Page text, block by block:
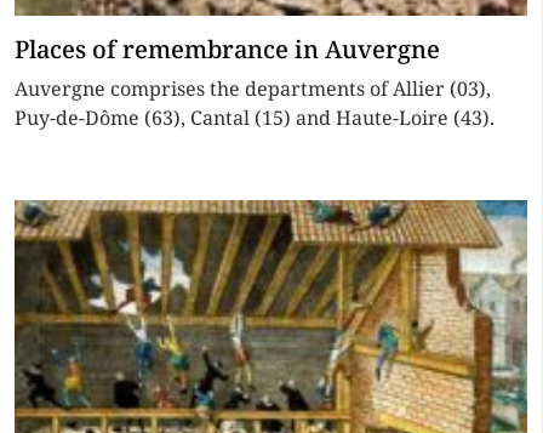
Places of remembrance in Auvergne
Auvergne comprises the departments of Allier (03),
Puy-de-Dôme (63), Cantal (15) and Haute-Loire (43).